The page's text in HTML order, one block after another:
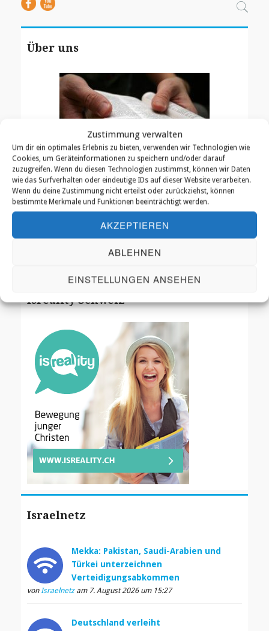
Zustimmung verwalten
Um dir ein optimales Erlebnis zu bieten, verwenden wir Technologien wie
Cookies, um Geräteinformationen zu speichern und/oder darauf
zuzugreifen. Wenn du diesen Technologien zustimmst, können wir Daten
wie das Surfverhalten oder eindeutige IDs auf dieser Website verarbeiten.
Wenn du deine Zustimmung nicht erteilst oder zurückziehst, können
bestimmte Merkmale und Funktionen beeinträchtigt werden.
AKZEPTIEREN
ABLEHNEN
EINSTELLUNGEN ANSEHEN
Über uns
Unser Auftrag ist es, ein biblisches Verständnis
für Gottes Absichten bezüglich Israels zu den
Kirchen und den Nationen zu bringen und Israel
Unterstütze unsere Arbeit
Isreality Schweiz
Israelnetz
Mekka: Pakistan, Saudi-Arabien und
Türkei unterzeichnen
Verteidigungsabkommen
vonIsraelnetzam 7. August 2026 um 15:27
Deutschland verleiht